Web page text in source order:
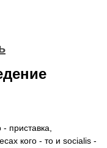
приставка,
кого - то и socialis -